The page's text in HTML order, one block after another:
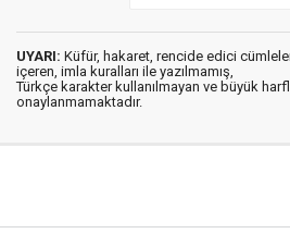
UYARI: Küfür, hakaret, rencide edici
içeren, imla kuralları ile yazılmamış,
Türkçe karakter kullanılmayan ve büyük
onaylanmamaktadır.